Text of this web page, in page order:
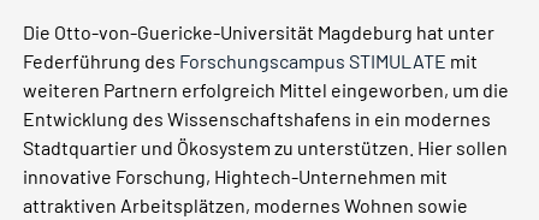
Die Otto-von-Guericke-Universität Magdeburg hat unter
Federführung des Forschungscampus STIMULATE mit
weiteren Partnern erfolgreich Mittel eingeworben, um die
Entwicklung des Wissenschaftshafens in ein modernes
Stadtquartier und Ökosystem zu unterstützen. Hier sollen
innovative Forschung, Hightech-Unternehmen mit
attraktiven Arbeitsplätzen, modernes Wohnen sowie